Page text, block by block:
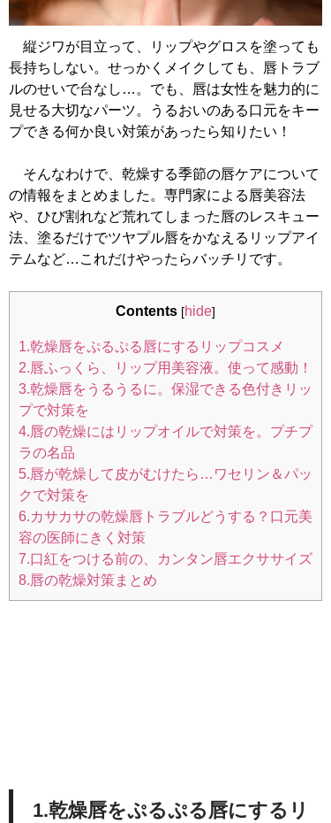
縦ジワが目立って、リップやグロスを塗っても
長持ちしない。せっかくメイクしても、唇トラブ
ルのせいで台なし…。でも、唇は女性を魅力的に
見せる大切なパーツ。うるおいのある口元をキー
プできる何か良い対策があったら知りたい！
そんなわけで、乾燥する季節の唇ケアについて
の情報をまとめました。専門家による唇美容法
や、ひび割れなど荒れてしまった唇のレスキュー
法、塗るだけでツヤプル唇をかなえるリップアイ
テムなど…これだけやったらバッチリです。
Contents [hide]
1.乾燥唇をぷるぷる唇にするリップコスメ
2.唇ふっくら、リップ用美容液。使って感動！
3.乾燥唇をうるうるに。保湿できる色付きリッ
プで対策を
4.唇の乾燥にはリップオイルで対策を。プチプ
ラの名品
5.唇が乾燥して皮がむけたら…ワセリン＆パッ
クで対策を
6.カサカサの乾燥唇トラブルどうする？口元美
容の医師にきく対策
7.口紅をつける前の、カンタン唇エクササイズ
8.唇の乾燥対策まとめ
1.乾燥唇をぷるぷる唇にするリ